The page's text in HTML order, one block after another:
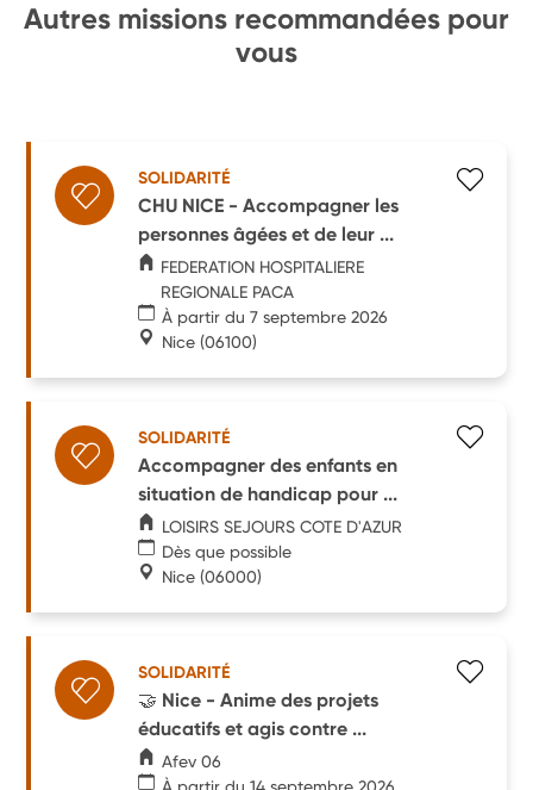
Autres missions recommandées pour
vous
SOLIDARITÉ
CHU NICE - Accompagner les
personnes âgées et de leur ...
FEDERATION HOSPITALIERE
REGIONALE PACA
À partir du 7 septembre 2026
Nice (06100)
SOLIDARITÉ
Accompagner des enfants en
situation de handicap pour ...
LOISIRS SEJOURS COTE D'AZUR
Dès que possible
Nice (06000)
SOLIDARITÉ
🤝 Nice - Anime des projets
éducatifs et agis contre ...
Afev 06
À partir du 14 septembre 2026